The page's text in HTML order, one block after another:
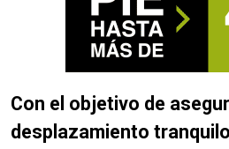
Con el objetivo de
desplazamiento